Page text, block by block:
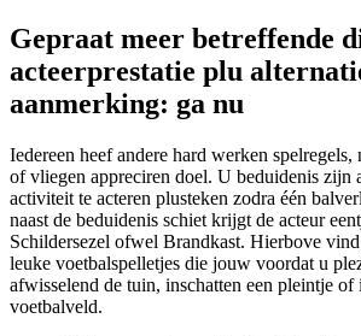
Gepraat meer betreffende
acteerprestatie plu
aanmerking: ga nu
Iedereen heef andere hard werken spelregels,
of vliegen appreciren doel. U beduidenis zijn
activiteit te acteren plusteken zodra één
naast de beduidenis schiet krijgt de acteur
Schildersezel ofwel Brandkast. Hierbove
leuke voetbalspelletjes die jouw voordat u
afwisselend de tuin, inschatten een pleintje of
voetbalveld.